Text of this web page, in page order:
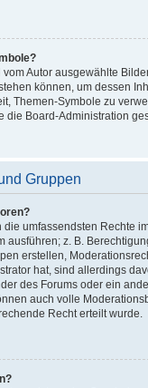
Autor ausgewählte
können, um dessen
Themen-Symbole zu
die Board-Administration
Gruppen
umfassendsten Rechte
ausführen; z. B.
erstellen,
hat, sind allerdings
des Forums oder ein
auch volle
Recht erteilt wurde.